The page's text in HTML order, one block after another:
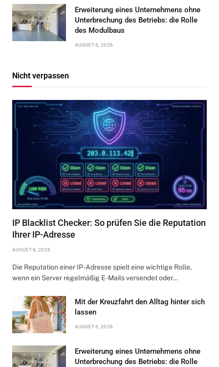
Erweiterung eines Unternehmens ohne
Unterbrechung des Betriebs: die Rolle
des Modulbaus
AUGUST 6, 2026
Nicht verpassen
IP Blacklist Checker: So prüfen Sie die Reputation
Ihrer IP-Adresse
AUGUST 8, 2026
Die Reputation einer IP-Adresse spielt eine wichtige Rolle,
wenn ein Server regelmäßig E-Mails versendet oder…
Mit der Kreuzfahrt den Alltag hinter sich
lassen
AUGUST 6, 2026
Erweiterung eines Unternehmens ohne
Unterbrechung des Betriebs: die Rolle